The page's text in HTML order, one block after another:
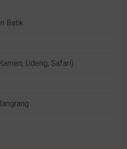
Batik
Udeng, Safari)